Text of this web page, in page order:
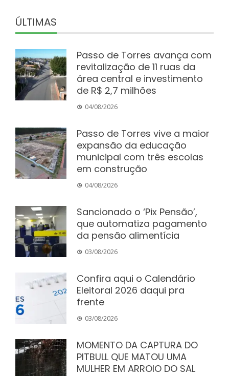
ÚLTIMAS
Passo de Torres avança com
revitalização de 11 ruas da
área central e investimento
de R$ 2,7 milhões
04/08/2026
Passo de Torres vive a maior
expansão da educação
municipal com três escolas
em construção
04/08/2026
Sancionado o ‘Pix Pensão’,
que automatiza pagamento
da pensão alimentícia
03/08/2026
Confira aqui o Calendário
Eleitoral 2026 daqui pra
frente
03/08/2026
MOMENTO DA CAPTURA DO
PITBULL QUE MATOU UMA
MULHER EM ARROIO DO SAL